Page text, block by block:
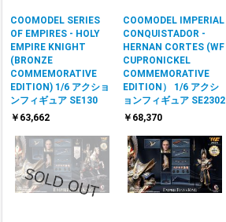
COOMODEL SERIES
OF EMPIRES - HOLY
EMPIRE KNIGHT
(BRONZE
COMMEMORATIVE
EDITION) 1/6 アクショ
ンフィギュア SE130
￥63,662
COOMODEL IMPERIAL
CONQUISTADOR -
HERNAN CORTES (WF
CUPRONICKEL
COMMEMORATIVE
EDITION） 1/6 アクシ
ョンフィギュア SE2302
￥68,370